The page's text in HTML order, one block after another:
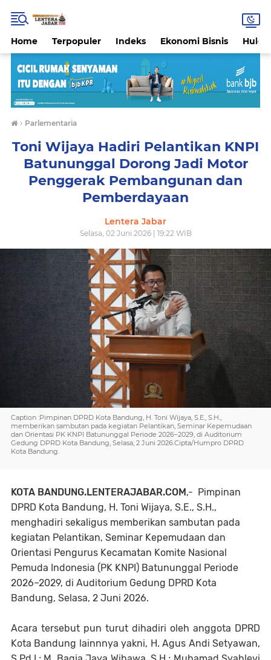
Home Terpopuler Indeks Ekonomi Bisnis
› Parlementaria
Toni Wijaya Hadiri Pelantikan KNPI
Batununggal Dorong Jadi Motor
Penggerak Pembangunan dan
Pemberdayaan
Lentera Jabar
Selasa, 02 Juni 2026 | 19:22 WIB
Caption :Pimpinan DPRD Kota Bandung, H. Toni Wijaya, S.E., S.H.,
memberikan sambutan pada kegiatan Pelantikan, Seminar Kepemudaan
dan Orientasi PK KNPI Batununggal Periode 2026–2029, di Auditorium
Gedung DPRD Kota Bandung, Selasa, 2 Juni 2026.Cipta/Humpro DPRD
Kota Bandung.
KOTA BANDUNG.LENTERAJABAR.COM,- Pimpinan
DPRD Kota Bandung, H. Toni Wijaya, S.E., S.H.,
menghadiri sekaligus memberikan sambutan pada
kegiatan Pelantikan, Seminar Kepemudaan dan
Orientasi Pengurus Kecamatan Komite Nasional
Pemuda Indonesia (PK KNPI) Batununggal Periode
2026–2029, di Auditorium Gedung DPRD Kota
Bandung, Selasa, 2 Juni 2026.
Acara tersebut pun turut dihadiri oleh anggota DPRD
Kota Bandung lainnnya yakni, H. Agus Andi Setyawan,